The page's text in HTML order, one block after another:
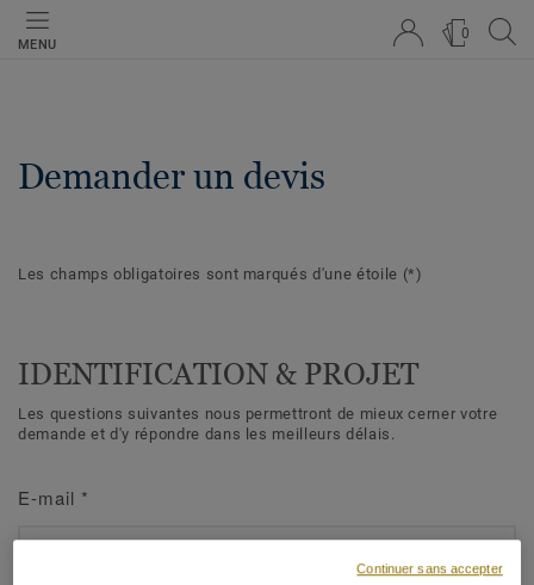
MENU
0
Demander un devis
Les champs obligatoires sont marqués d'une étoile (*)
IDENTIFICATION & PROJET
Les questions suivantes nous permettront de mieux cerner votre
demande et d'y répondre dans les meilleurs délais.
E-mail *
Continuer sans accepter